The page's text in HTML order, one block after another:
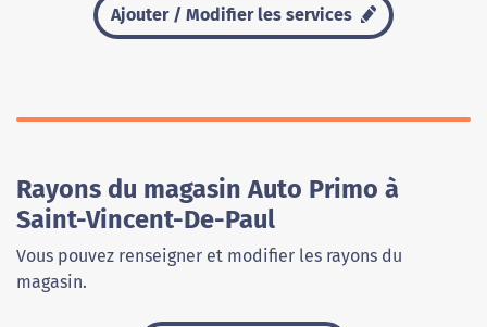
Ajouter / Modifier les services
Rayons du magasin Auto Primo à
Saint-Vincent-De-Paul
Vous pouvez renseigner et modifier les rayons du
magasin.